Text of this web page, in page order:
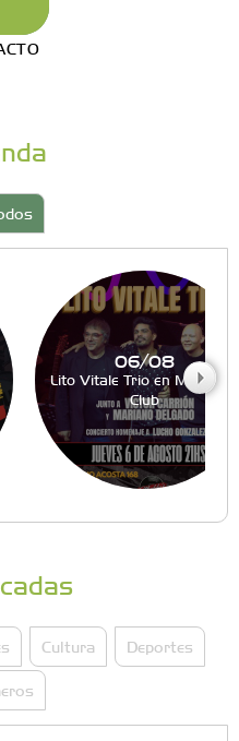
06/08
Lito Vitale Trio en Muddy´s
Club
Cultura Deportes